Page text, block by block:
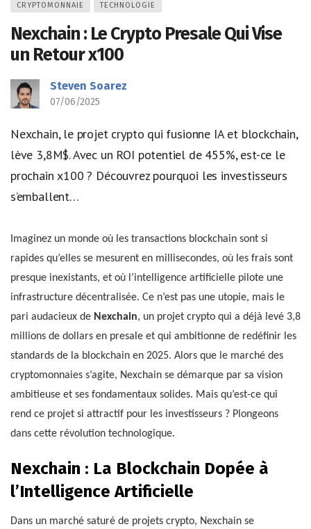
CRYPTOMONNAIE TECHNOLOGIE
Nexchain : Le Crypto Presale Qui Vise
un Retour x100
Steven Soarez
07/06/2025
Nexchain, le projet crypto qui fusionne IA et blockchain,
lève 3,8M$. Avec un ROI potentiel de 455%, est-ce le
prochain x100 ? Découvrez pourquoi les investisseurs
s’emballent…
Imaginez un monde où les transactions blockchain sont si
rapides qu’elles se mesurent en millisecondes, où les frais sont
presque inexistants, et où l’intelligence artificielle pilote une
infrastructure décentralisée. Ce n’est pas une utopie, mais le
pari audacieux de Nexchain, un projet crypto qui a déjà levé 3,8
millions de dollars en presale et qui ambitionne de redéfinir les
standards de la blockchain en 2025. Alors que le marché des
cryptomonnaies s’agite, Nexchain se démarque par sa vision
ambitieuse et ses fondamentaux solides. Mais qu’est-ce qui
rend ce projet si attractif pour les investisseurs ? Plongeons
dans cette révolution technologique.
Nexchain : La Blockchain Dopée à
l’Intelligence Artificielle
Dans un marché saturé de projets crypto, Nexchain se